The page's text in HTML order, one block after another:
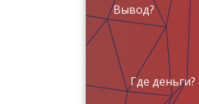
Вывод?
Где деньги?